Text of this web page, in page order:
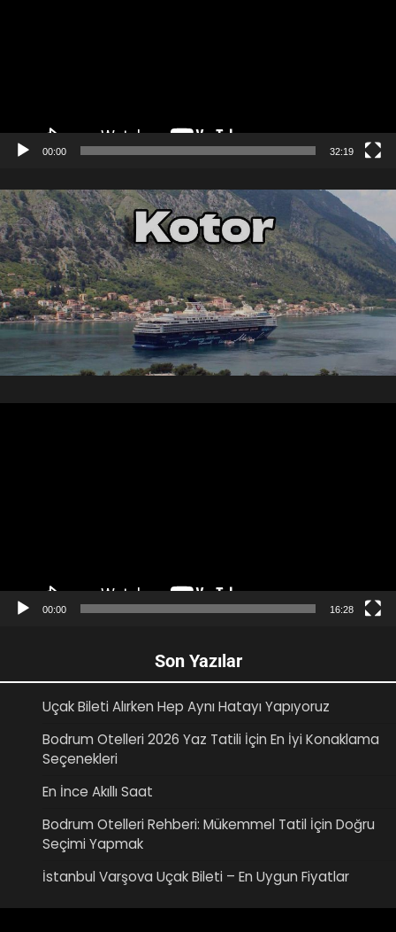
00:00 32:19
00:00 16:28
Son Yazılar
Uçak Bileti Alırken Hep Aynı Hatayı Yapıyoruz
Bodrum Otelleri 2026 Yaz Tatili İçin En İyi Konaklama
Seçenekleri
En İnce Akıllı Saat
Bodrum Otelleri Rehberi: Mükemmel Tatil İçin Doğru
Seçimi Yapmak
İstanbul Varşova Uçak Bileti – En Uygun Fiyatlar